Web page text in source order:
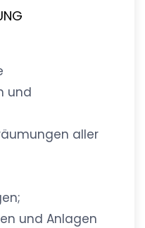
und
aller
und Anlagen